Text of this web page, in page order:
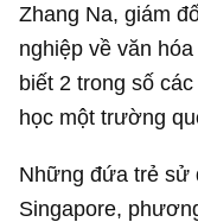
Zhang Na, giám
nghiệp về văn
biết 2 trong số
học một trường
Những đứa trẻ sử
Singapore,